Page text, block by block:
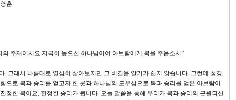
주재이시요 지극히 높으신 하나님이여 아브람에게 복을 주옵소서”
. 그래서 나름대로 열심히 살아보지만 그 비결을 알기가 쉽지 않습니다. 그런데 성경
으로 복과 승리를 얻고자 한 롯과 하나님의 도우심으로 복과 승리를 얻은 아브람이
정한 복이요, 진정한 승리가 됩니다. 오늘 말씀을 통해 우리가 복과 승리의 근원되신